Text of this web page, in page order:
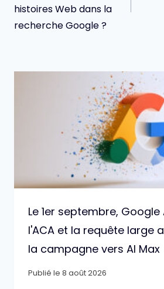
histoires Web dans la
recherche Google ?
Le 1er septembre,
l'ACA et la requête large
la campagne vers AI Max
Publié le 8 août 2026